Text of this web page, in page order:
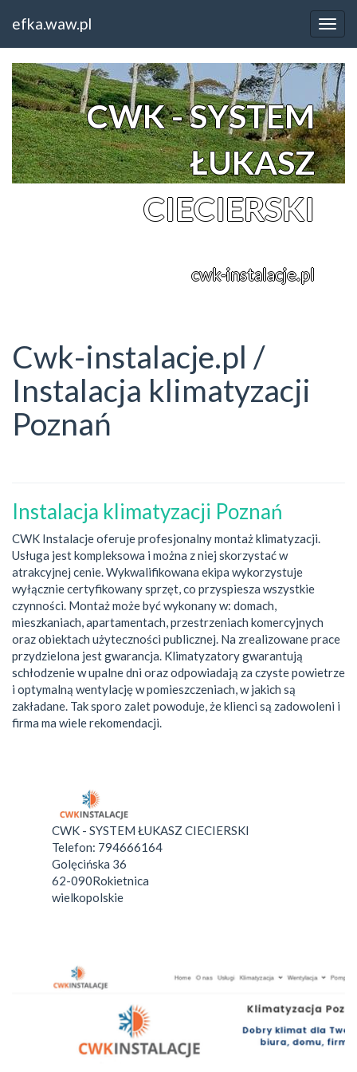
efka.waw.pl
Cwk-instalacje.pl / Instalacja klimatyzacji Poznań
CWK - SYSTEM
ŁUKASZ
CIECIERSKI
cwk-instalacje.pl
Cwk-instalacje.pl /
Instalacja klimatyzacji
Poznań
Instalacja klimatyzacji Poznań
CWK Instalacje oferuje profesjonalny montaż klimatyzacji.
Usługa jest kompleksowa i można z niej skorzystać w
atrakcyjnej cenie. Wykwalifikowana ekipa wykorzystuje
wyłącznie certyfikowany sprzęt, co przyspiesza wszystkie
czynności. Montaż może być wykonany w: domach,
mieszkaniach, apartamentach, przestrzeniach komercyjnych
oraz obiektach użyteczności publicznej. Na zrealizowane prace
przydzielona jest gwarancja. Klimatyzatory gwarantują
schłodzenie w upalne dni oraz odpowiadają za czyste powietrze
i optymalną wentylację w pomieszczeniach, w jakich są
zakładane. Tak sporo zalet powoduje, że klienci są zadowoleni i
firma ma wiele rekomendacji.
CWK - SYSTEM ŁUKASZ CIECIERSKI
Telefon: 794666164
Golęcińska 36
62-090Rokietnica
wielkopolskie